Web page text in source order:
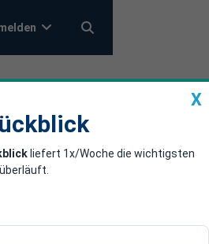
X
liefert 1x/Woche die wichtigsten